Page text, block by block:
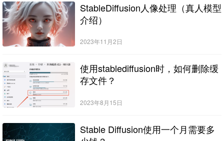
StableDiffusion人像处理（真人模型
介绍）
2023年11月2日
使用stablediffusion时，如何删除缓
存文件？
2023年8月15日
Stable Diffusion使用一个月需要多